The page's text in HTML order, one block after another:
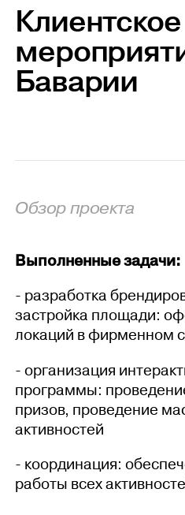
Клиентское
Баварии
Обзор проекта
Выполненные задачи:
- разработка
застройка площади:
локаций в фирменном
- организация
программы:
призов, проведение
активностей
- координация:
работы всех